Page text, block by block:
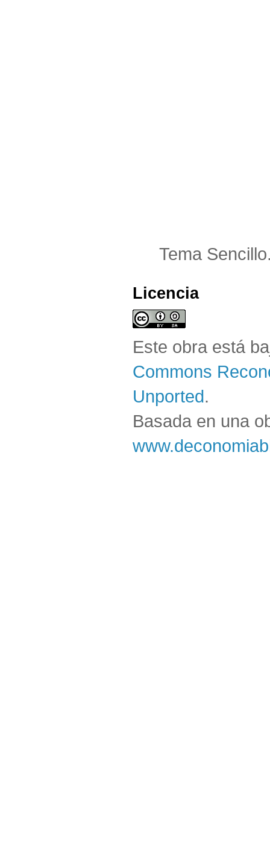
Tema
Licencia
Este obra está
Commons
Unported.
Basada en una